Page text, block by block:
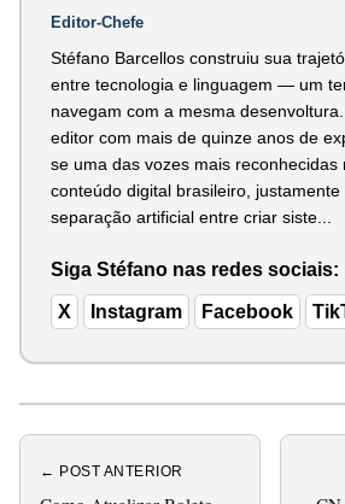
Editor-Chefe
Stéfano Barcellos construiu sua
entre tecnologia e linguagem — um
navegam com a mesma
editor com mais de quinze anos de
se uma das vozes mais reconhecidas
conteúdo digital brasileiro,
separação artificial entre criar siste...
Siga Stéfano nas redes sociais:
X Instagram Facebook
← POST ANTERIOR